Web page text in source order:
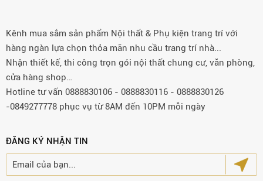
Kênh mua sắm sản phẩm Nội thất & Phụ kiện trang trí với
hàng ngàn lựa chọn thỏa mãn nhu cầu trang trí nhà...
Nhận thiết kế, thi công trọn gói nội thất chung cư, văn phòng,
cửa hàng shop…
Hotline tư vấn 0888830106 - 0888830116 - 0888830126
-0849277778 phục vụ từ 8AM đến 10PM mỗi ngày
ĐĂNG KÝ NHẬN TIN